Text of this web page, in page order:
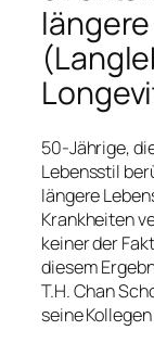
50-Jährige,
Lebensstil
längere
Krankheiten
keiner der
diesem
T.H. Chan
seine